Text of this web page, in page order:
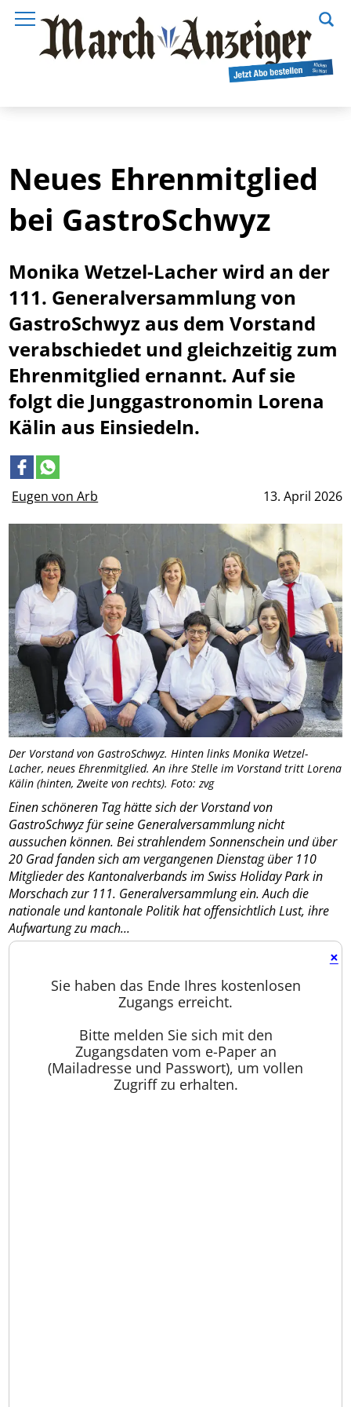
Der Vorstand von GastroSchwyz. Hinten links Monika Wetzel-
Lacher, neues Ehrenmitglied. An ihre Stelle im Vorstand tritt Lorena
Kälin (hinten, Zweite von rechts). Foto: zvg
Eugen von Arb 13. April 2026
Neues Ehrenmitglied
bei GastroSchwyz
Monika Wetzel-Lacher wird an der
111. Generalversammlung von
GastroSchwyz aus dem Vorstand
verabschiedet und gleichzeitig zum
Ehrenmitglied ernannt. Auf sie
folgt die Junggastronomin Lorena
Kälin aus Einsiedeln.
Einen schöneren Tag hätte sich der Vorstand von
GastroSchwyz für seine Generalversammlung nicht
aussuchen können. Bei strahlendem Sonnenschein und über
20 Grad fanden sich am vergangenen Dienstag über 110
Mitglieder des Kantonalverbands im Swiss Holiday Park in
Morschach zur 111. Generalversammlung ein. Auch die
nationale und kantonale Politik hat offensichtlich Lust, ihre
Aufwartung zu mach...
×
Sie haben das Ende Ihres kostenlosen
Zugangs erreicht.
Bitte melden Sie sich mit den
Zugangsdaten vom e-Paper an
(Mailadresse und Passwort), um vollen
Zugriff zu erhalten.